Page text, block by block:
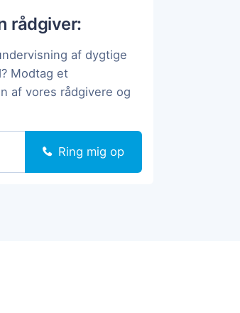
rådgiver:
af dygtige
Modtag et
af vores rådgivere og
Ring mig op